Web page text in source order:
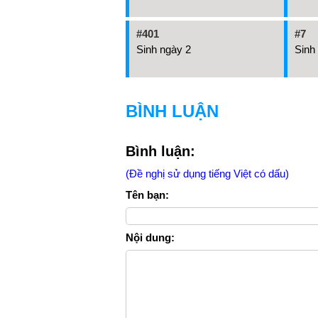
#401
Sinh ngày 2
#7
Sinh
BÌNH LUẬN
Bình luận:
(Đề nghị sử dụng tiếng Việt có dấu)
Tên bạn:
Nội dung: